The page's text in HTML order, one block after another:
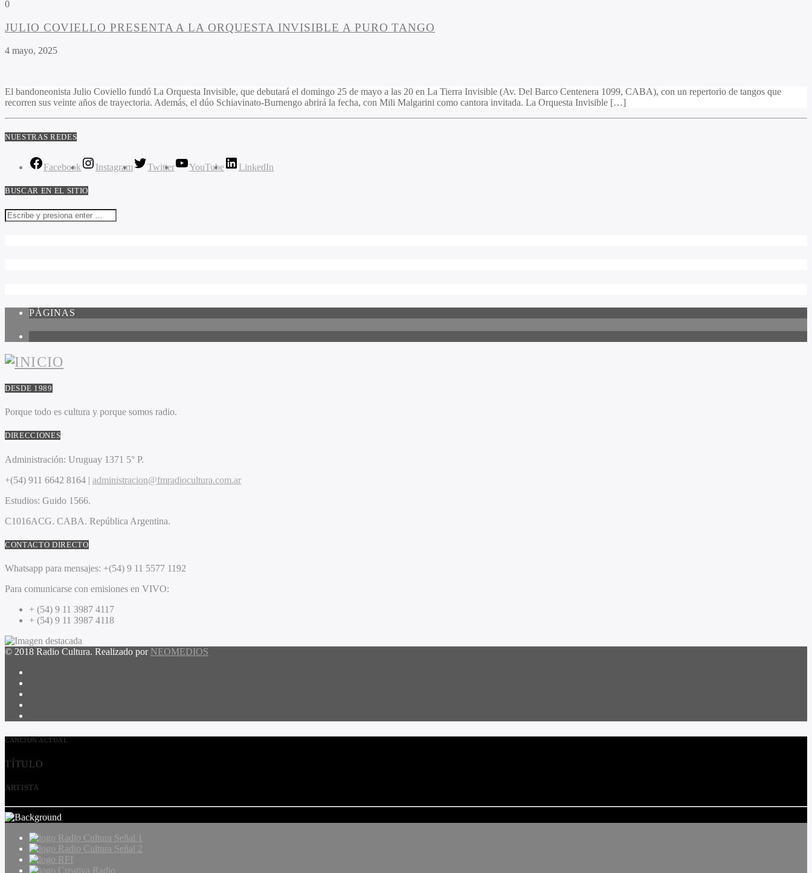
0
JULIO COVIELLO PRESENTA A LA ORQUESTA INVISIBLE A PURO TANGO
4 mayo, 2025
El bandoneonista Julio Coviello fundó La Orquesta Invisible, que debutará el domingo 25 de mayo a las 20 en La Tierra Invisible (Av. Del Barco Centenera 1099, CABA), con un repertorio de tangos que
recorren sus veinte años de trayectoria. Además, el dúo Schiavinato-Burnengo abrirá la fecha, con Mili Malgarini como cantora invitada. La Orquesta Invisible […]
NUESTRAS REDES
Facebook Instagram Twitter YouTube LinkedIn
BUSCAR EN EL SITIO
PÁGINAS
DESDE 1989
Porque todo es cultura y porque somos radio.
DIRECCIONES
Administración: Uruguay 1371 5° P.
+(54) 911 6642 8164 | administracion@fmradiocultura.com.ar
Estudios: Guido 1566.
C1016ACG. CABA. República Argentina.
CONTACTO DIRECTO
Whatsapp para mensajes: +(54) 9 11 5577 1192
Para comunicarse con emisiones en VIVO:
+ (54) 9 11 3987 4117
+ (54) 9 11 3987 4118
© 2018 Radio Cultura. Realizado por NEOMEDIOS
CANCIÓN ACTUAL
TÍTULO
ARTISTA
Radio Cultura Señal 1
Radio Cultura Señal 2
RFI
Creativa Radio